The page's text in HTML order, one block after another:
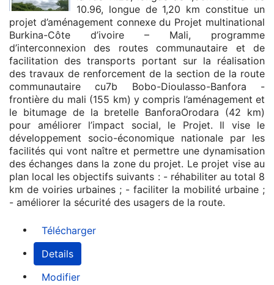
10.96, longue de 1,20 km constitue un
projet d’aménagement connexe du Projet multinational
Burkina-Côte d’ivoire – Mali, programme
d’interconnexion des routes communautaire et de
facilitation des transports portant sur la réalisation
des travaux de renforcement de la section de la route
communautaire cu7b Bobo-Dioulasso-Banfora -
frontière du mali (155 km) y compris l’aménagement et
le bitumage de la bretelle BanforaOrodara (42 km)
pour améliorer l’impact social, le Projet. Il vise le
développement socio-économique nationale par les
facilités qui vont naître et permettre une dynamisation
des échanges dans la zone du projet. Le projet vise au
plan local les objectifs suivants : - réhabiliter au total 8
km de voiries urbaines ; - faciliter la mobilité urbaine ;
- améliorer la sécurité des usagers de la route.
Télécharger
Details
Modifier